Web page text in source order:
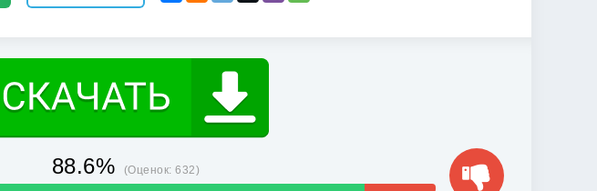
88.6% (Оценок:632)